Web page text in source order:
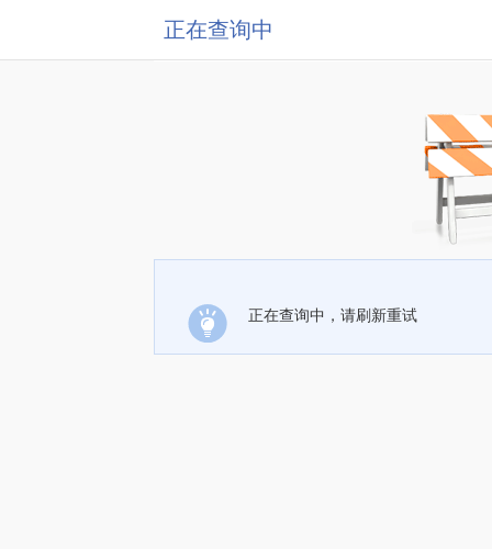
正在查询中
正在查询中，请刷新重试